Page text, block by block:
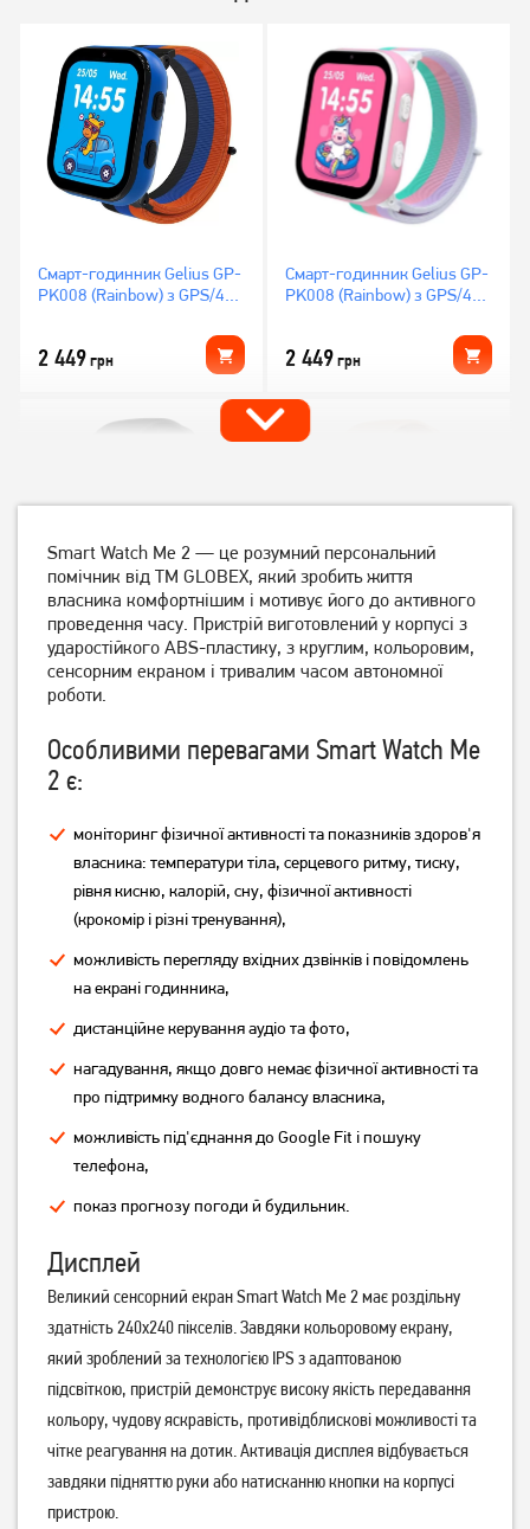
Смарт-годинник Gelius GP-
PK008 (Rainbow) з GPS/4G
2 449грн
Смарт-годинник Gelius GP-
PK008 (Rainbow) з GPS/4G
2 449грн
Смарт-годинник Gelius
Amazwatch Ultra GP-
SW011 Black
2 049 грн
Смарт-годинник Gelius
Amazwatch Ultra GP-
2 049
Смарт-годинник Gelius GP-
Gold Rose
2 049
Смарт-годинник Gelius GP-
Crystal White
2 049
Смарт-годинник Xiaomi
Redmi Watch 5 Lite Black
2 199грн
Смарт-годинник Xiaomi
Redmi Watch 5 Active Black
1 749грн
Smart Watch Me 2 — це розумний персональний
помічник від ТМ GLOBEX, який зробить життя
власника комфортнішим і мотивує його до активного
проведення часу. Пристрій виготовлений у корпусі з
ударостійкого ABS-пластику, з круглим, кольоровим,
сенсорним екраном і тривалим часом автономної
роботи.
Особливими перевагами Smart Watch Me
2 є:
моніторинг фізичної активності та показників здоров'я
власника: температури тіла, серцевого ритму, тиску,
рівня кисню, калорій, сну, фізичної активності
(крокомір і різні тренування),
можливість перегляду вхідних дзвінків і повідомлень
на екрані годинника,
дистанційне керування аудіо та фото,
нагадування, якщо довго немає фізичної активності та
про підтримку водного балансу власника,
можливість під'єднання до Google Fit і пошуку
телефона,
показ прогнозу погоди й будильник.
Дисплей
Великий сенсорний екран Smart Watch Me 2 має роздільну
здатність 240х240 пікселів. Завдяки кольоровому екрану,
який зроблений за технологією IPS з адаптованою
підсвіткою, пристрій демонструє високу якість передавання
кольору, чудову яскравість, противідблискові можливості та
чітке реагування на дотик. Активація дисплея відбувається
завдяки підняттю руки або натисканню кнопки на корпусі
пристрою.